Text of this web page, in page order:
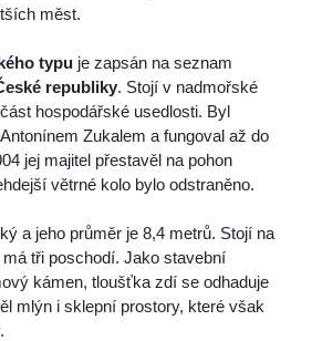
měst.
typu je zapsán na seznam
republiky. Stojí v nadmořské
hospodářské usedlosti. Byl
Zukalem a fungoval až do
jej majitel přestavěl na pohon
větrné kolo bylo odstraněno.
a jeho průměr je 8,4 metrů. Stojí na
tři poschodí. Jako stavební
kámen, tloušťka zdí se odhaduje
mlýn i sklepní prostory, které však